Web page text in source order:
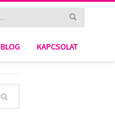
BLOG KAPCSOLAT